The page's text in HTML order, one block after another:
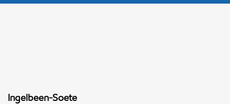
Ingelbeen-Soete